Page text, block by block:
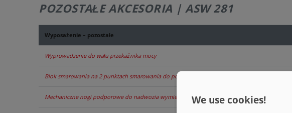
POZOSTAŁE AKCESORIA | ASW 281
Wyposażenie – pozostałe
Wyprowadzenie do wału przekaźnika mocy
Blok smarowania na 2 punktach smarowania do podwozia typu Tandem
Mechaniczne nogi podporowe do nadwozia wymiennegoWe use cookies!